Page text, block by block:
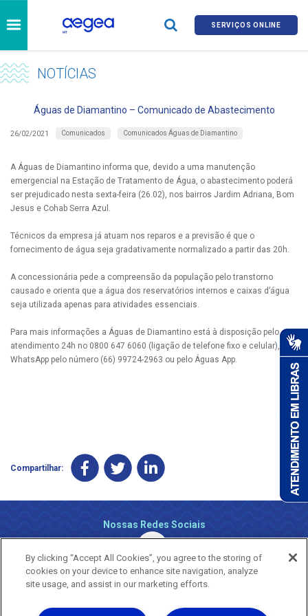
SERVIÇOS ONLINE
NOTÍCIAS
Águas de Diamantino – Comunicado de Abastecimento
26/02/2021 Comunicados Comunicados Águas de Diamantino
A Águas de Diamantino informa que, devido a uma manutenção
emergencial na Estação de Tratamento de Água, o abastecimento poderá
ser prejudicado nesta sexta-feira (26.02), nos bairros Jardim Adriana, Bom
Jesus e Cohab Serra Azul.
Técnicos da empresa já atuam nos reparos e a previsão é que o
fornecimento de água seja gradativamente normalizado a partir das 20h.
A concessionária pede a compreensão da população pelo transtorno
causado e orienta que a água dos reservatórios internos e caixas d’água
seja utilizada apenas para atividades essenciais.
Para mais informações a Águas de Diamantino está à disposição pelo
atendimento 24h no 0800 647 6060 (ligação de telefone fixo e celular), via
WhatsApp pelo número (66) 99724-2963 ou pelo Águas App.
Compartilhar:
Nossas Redes Sociais
By clicking “Accept All Cookies”, you agree to the storing of
cookies on your device to enhance site navigation, analyze
site usage, and assist in our marketing efforts.